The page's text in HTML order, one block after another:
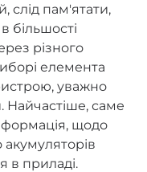
слід пам'ятати,
більшості
різного
елемента
уважно
Найчастіше, саме
щодо
в приладі.